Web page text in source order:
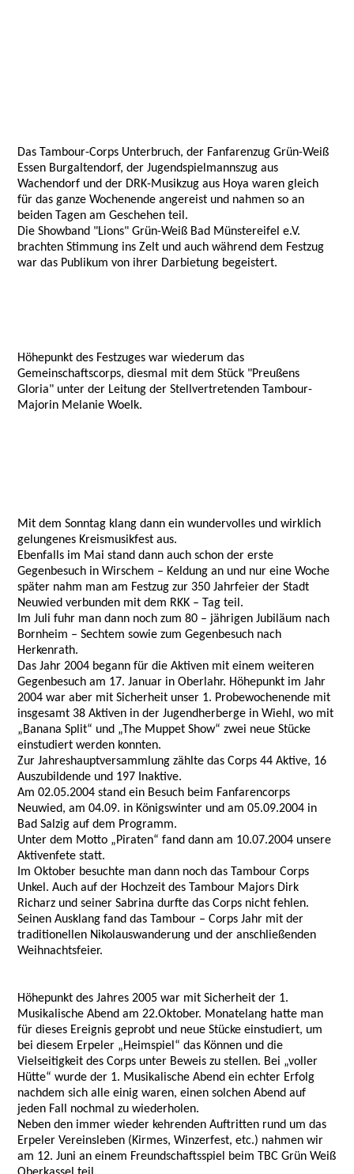
Das Tambour-Corps Unterbruch, der Fanfarenzug Grün-Weiß
Essen Burgaltendorf, der Jugendspielmannszug aus
Wachendorf und der DRK-Musikzug aus Hoya waren gleich
für das ganze Wochenende angereist und nahmen so an
beiden Tagen am Geschehen teil.
Die Showband "Lions" Grün-Weiß Bad Münstereifel e.V.
brachten Stimmung ins Zelt und auch während dem Festzug
war das Publikum von ihrer Darbietung begeistert.
Höhepunkt des Festzuges war wiederum das
Gemeinschaftscorps, diesmal mit dem Stück "Preußens
Gloria" unter der Leitung der Stellvertretenden Tambour-
Majorin Melanie Woelk.
Mit dem Sonntag klang dann ein wundervolles und wirklich
gelungenes Kreismusikfest aus.
Ebenfalls im Mai stand dann auch schon der erste
Gegenbesuch in Wirschem – Keldung an und nur eine Woche
später nahm man am Festzug zur 350 Jahrfeier der Stadt
Neuwied verbunden mit dem RKK – Tag teil.
Im Juli fuhr man dann noch zum 80 – jährigen Jubiläum nach
Bornheim – Sechtem sowie zum Gegenbesuch nach
Herkenrath.
Das Jahr 2004 begann für die Aktiven mit einem weiteren
Gegenbesuch am 17. Januar in Oberlahr. Höhepunkt im Jahr
2004 war aber mit Sicherheit unser 1. Probewochenende mit
insgesamt 38 Aktiven in der Jugendherberge in Wiehl, wo mit
„Banana Split“ und „The Muppet Show“ zwei neue Stücke
einstudiert werden konnten.
Zur Jahreshauptversammlung zählte das Corps 44 Aktive, 16
Auszubildende und 197 Inaktive.
Am 02.05.2004 stand ein Besuch beim Fanfarencorps
Neuwied, am 04.09. in Königswinter und am 05.09.2004 in
Bad Salzig auf dem Programm.
Unter dem Motto „Piraten“ fand dann am 10.07.2004 unsere
Aktivenfete statt.
Im Oktober besuchte man dann noch das Tambour Corps
Unkel. Auch auf der Hochzeit des Tambour Majors Dirk
Richarz und seiner Sabrina durfte das Corps nicht fehlen.
Seinen Ausklang fand das Tambour – Corps Jahr mit der
traditionellen Nikolauswanderung und der anschließenden
Weihnachtsfeier.
Höhepunkt des Jahres 2005 war mit Sicherheit der 1.
Musikalische Abend am 22.Oktober. Monatelang hatte man
für dieses Ereignis geprobt und neue Stücke einstudiert, um
bei diesem Erpeler „Heimspiel“ das Können und die
Vielseitigkeit des Corps unter Beweis zu stellen. Bei „voller
Hütte“ wurde der 1. Musikalische Abend ein echter Erfolg
nachdem sich alle einig waren, einen solchen Abend auf
jeden Fall nochmal zu wiederholen.
Neben den immer wieder kehrenden Auftritten rund um das
Erpeler Vereinsleben (Kirmes, Winzerfest, etc.) nahmen wir
am 12. Juni an einem Freundschaftsspiel beim TBC Grün Weiß